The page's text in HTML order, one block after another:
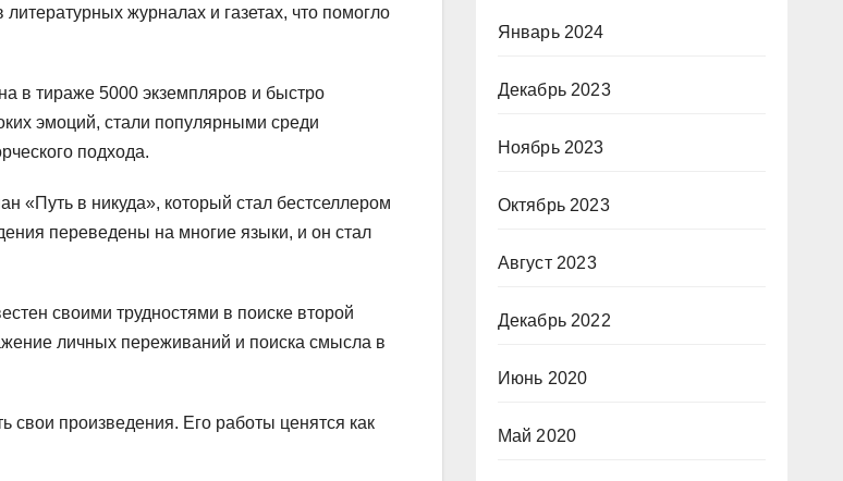
журналах и газетах, что помогло
в тираже 5000 экземпляров и быстро
эмоций, стали популярными среди
подхода.
«Путь в никуда», который стал бестселлером
переведены на многие языки, и он стал
своими трудностями в поиске второй
личных переживаний и поиска смысла в
свои произведения. Его работы ценятся как
Январь 2024
Декабрь 2023
Ноябрь 2023
Октябрь 2023
Август 2023
Декабрь 2022
Июнь 2020
Май 2020